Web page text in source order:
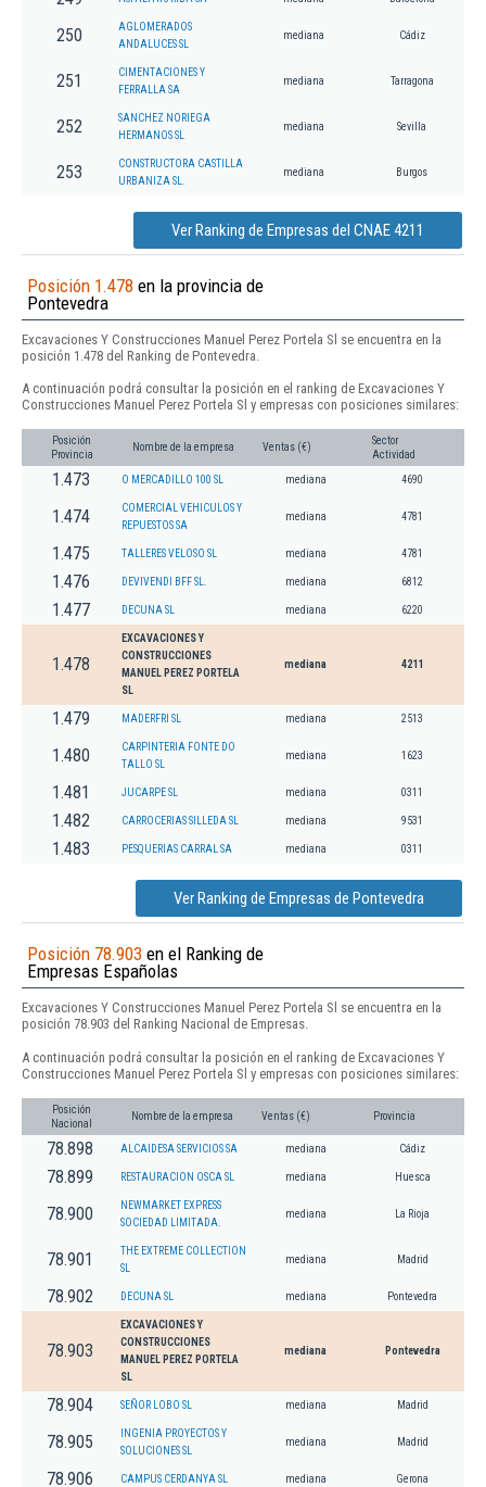
250
AGLOMERADOS
ANDALUCES SL
mediana Cádiz
251
CIMENTACIONES Y
FERRALLA SA
mediana Tarragona
252
SANCHEZ NORIEGA
HERMANOS SL
mediana Sevilla
253
CONSTRUCTORA CASTILLA
URBANIZA SL.
mediana Burgos
Ver Ranking de Empresas del CNAE 4211
Posición 1.478 en la provincia de
Pontevedra
Excavaciones Y Construcciones Manuel Perez Portela Sl se encuentra en la
posición 1.478 del Ranking de Pontevedra.
A continuación podrá consultar la posición en el ranking de Excavaciones Y
Construcciones Manuel Perez Portela Sl y empresas con posiciones similares:
Posición
Provincia
Nombre de la empresa Ventas (€)
Sector
Actividad
1.473 O MERCADILLO 100 SL mediana 4690
1.474
COMERCIAL VEHICULOS Y
REPUESTOS SA
mediana 4781
1.475 TALLERES VELOSO SL mediana 4781
1.476 DEVIVENDI BFF SL. mediana 6812
1.477 DECUNA SL mediana 6220
1.478
EXCAVACIONES Y
CONSTRUCCIONES
MANUEL PEREZ PORTELA
SL
mediana 4211
1.479 MADERFRI SL mediana 2513
1.480
CARPINTERIA FONTE DO
TALLO SL
mediana 1623
1.481 JUCARPE SL mediana 0311
1.482 CARROCERIAS SILLEDA SL mediana 9531
1.483 PESQUERIAS CARRAL SA mediana 0311
Ver Ranking de Empresas de Pontevedra
Posición 78.903 en el Ranking de
Empresas Españolas
Excavaciones Y Construcciones Manuel Perez Portela Sl se encuentra en la
posición 78.903 del Ranking Nacional de Empresas.
A continuación podrá consultar la posición en el ranking de Excavaciones Y
Construcciones Manuel Perez Portela Sl y empresas con posiciones similares:
Posición
Nacional
Nombre de la empresa Ventas (€) Provincia
78.898 ALCAIDESA SERVICIOS SA mediana Cádiz
78.899 RESTAURACION OSCA SL mediana Huesca
78.900
NEWMARKET EXPRESS
SOCIEDAD LIMITADA.
mediana La Rioja
78.901
THE EXTREME COLLECTION
SL
mediana Madrid
78.902 DECUNA SL mediana Pontevedra
78.903
EXCAVACIONES Y
CONSTRUCCIONES
MANUEL PEREZ PORTELA
SL
mediana Pontevedra
78.904 SEÑOR LOBO SL mediana Madrid
78.905
INGENIA PROYECTOS Y
SOLUCIONES SL
mediana Madrid
78.906 CAMPUS CERDANYA SL mediana Gerona